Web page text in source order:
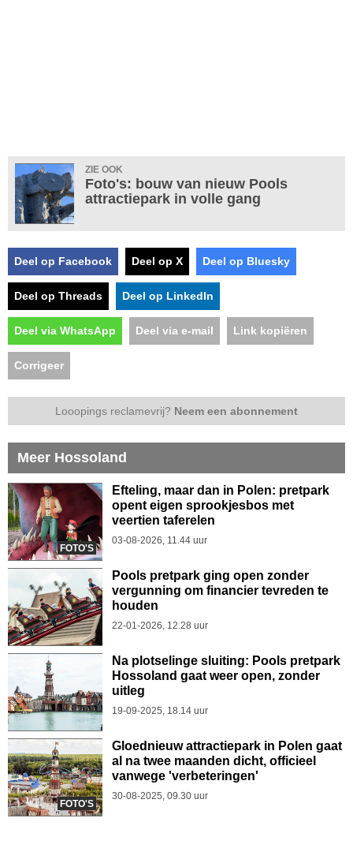
ZIE OOK
Foto's: bouw van nieuw Pools
attractiepark in volle gang
Deel op Facebook Deel op X Deel op Bluesky
Deel op Threads Deel op LinkedIn
Deel via WhatsApp Deel via e-mail Link kopiëren
Corrigeer
Looopings reclamevrij? Neem een abonnement
Meer Hossoland
FOTO'S
Efteling, maar dan in Polen: pretpark
opent eigen sprookjesbos met
veertien taferelen
03-08-2026, 11.44 uur
Pools pretpark ging open zonder
vergunning om financier tevreden te
houden
22-01-2026, 12.28 uur
Na plotselinge sluiting: Pools pretpark
Hossoland gaat weer open, zonder
uitleg
19-09-2025, 18.14 uur
FOTO'S
Gloednieuw attractiepark in Polen gaat
al na twee maanden dicht, officieel
vanwege 'verbeteringen'
30-08-2025, 09.30 uur